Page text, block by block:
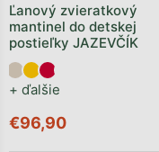
Ľanový zvieratkový
mantinel do detskej
postieľky JAZEVČÍK
+ ďalšie
€96,90